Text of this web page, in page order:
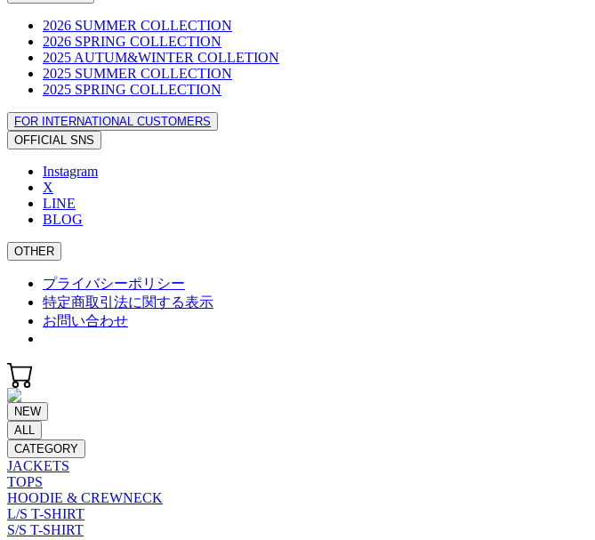
2026 SUMMER COLLECTION
2026 SPRING COLLECTION
2025 AUTUM&WINTER COLLETION
2025 SUMMER COLLECTION
2025 SPRING COLLECTION
FOR INTERNATIONAL CUSTOMERS
OFFICIAL SNS
Instagram
X
LINE
BLOG
OTHER
プライバシーポリシー
特定商取引法に関する表示
お問い合わせ
NEW
ALL
CATEGORY
JACKETS
TOPS
HOODIE & CREWNECK
L/S T-SHIRT
S/S T-SHIRT